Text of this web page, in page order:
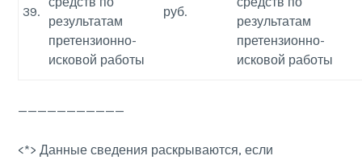
39.
результатам
претензионно-
исковой работы
руб.
результатам
претензионно-
исковой работы
———————————
<*> Данные сведения раскрываются, если